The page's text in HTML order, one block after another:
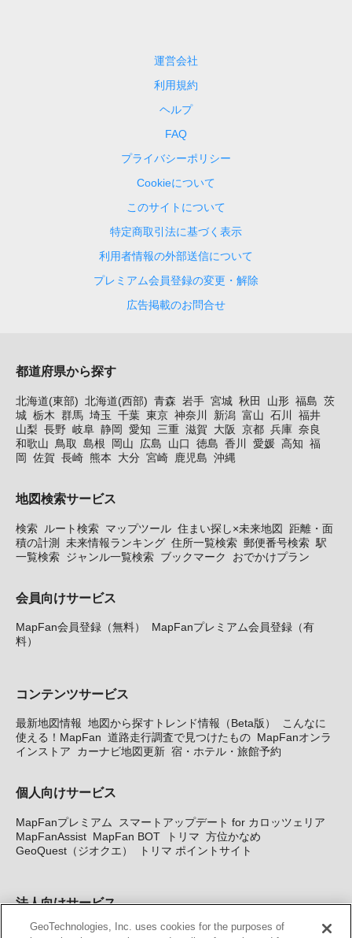
運営会社
利用規約
ヘルプ
FAQ
プライバシーポリシー
Cookieについて
このサイトについて
特定商取引法に基づく表示
利用者情報の外部送信について
プレミアム会員登録の変更・解除
広告掲載のお問合せ
都道府県から探す
北海道(東部) 北海道(西部) 青森 岩手 宮城 秋田 山形 福島 茨
城 栃木 群馬 埼玉 千葉 東京 神奈川 新潟 富山 石川
福井
山梨 長野 岐阜 静岡 愛知 三重 滋賀 大阪 京都 兵庫 奈良
和歌山
鳥取 島根 岡山 広島 山口 徳島 香川 愛媛 高知 福
岡
佐賀 長崎 熊本 大分 宮崎 鹿児島 沖縄
地図検索サービス
検索 ルート検索 マップツール 住まい探し×未来地図
距離・面
積の計測
未来情報ランキング 住所一覧検索 郵便番号検索 駅
一覧検索 ジャンル一覧検索 ブックマーク おでかけプラン
会員向けサービス
MapFan会員登録（無料）
MapFanプレミアム会員登録（有
料）
コンテンツサービス
最新地図情報 地図から探すトレンド情報（Beta版）
こんなに
使える！MapFan 道路走行調査で見つけたもの MapFanオンラ
インストア
カーナビ地図更新 宿・ホテル・旅館予約
個人向けサービス
MapFanプレミアム
スマートアップデート for カロッツェリア
MapFanAssist MapFan BOT トリマ 方位かなめ
GeoQuest（ジオクエ）
トリマ ポイントサイト
法人向けサービス
法人向け地図・位置情報サービス WEBサイト・システム向け地
GeoTechnologies, Inc. uses cookies for the purposes of